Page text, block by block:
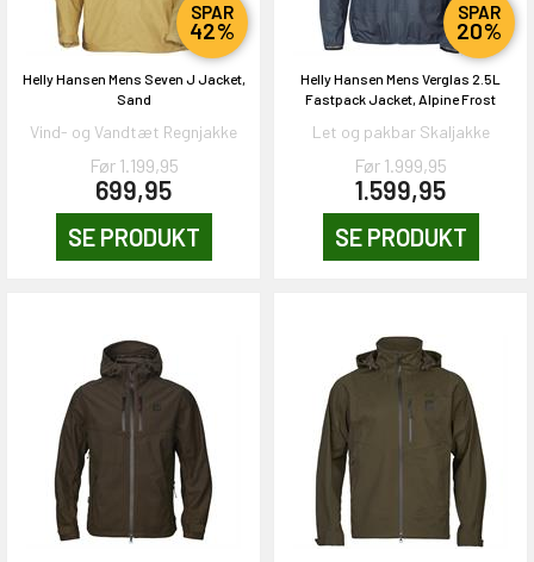
SPAR
42%
Helly Hansen Mens Seven J Jacket,
Sand
Vind- og Vandtæt Regnjakke
Før 1.199,95
699,95
SE PRODUKT
SPAR
20%
Helly Hansen Mens Verglas 2.5L
Fastpack Jacket, Alpine Frost
Let og pakbar Skaljakke
Før 1.999,95
1.599,95
SE PRODUKT